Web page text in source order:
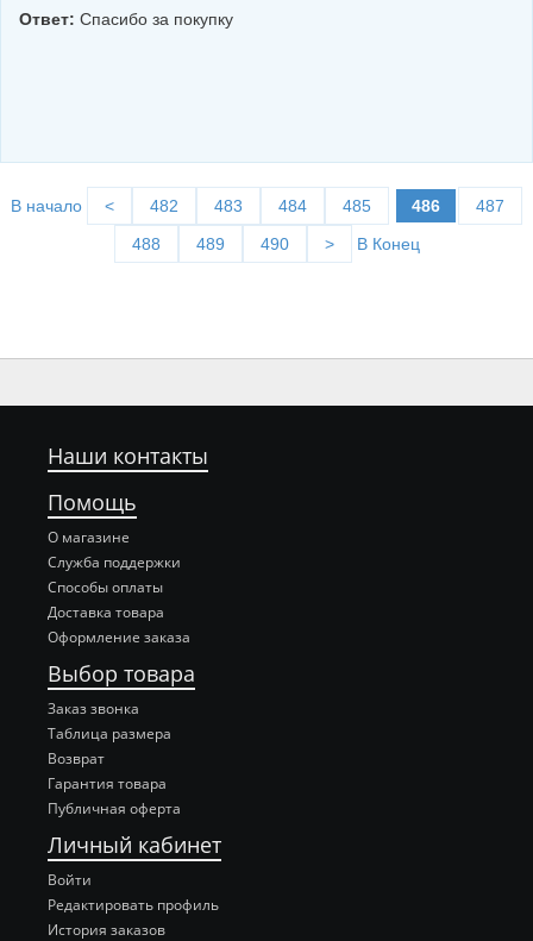
Ответ: Спасибо за покупку
В начало < 482 483 484 485 486
487
488
489 490 > В Конец
Наши контакты
Помощь
О магазине
Служба поддержки
Способы оплаты
Доставка товара
Оформление заказа
Выбор товара
Заказ звонка
Таблица размера
Возврат
Гарантия товара
Публичная оферта
Личный кабинет
Войти
Редактировать профиль
История заказов